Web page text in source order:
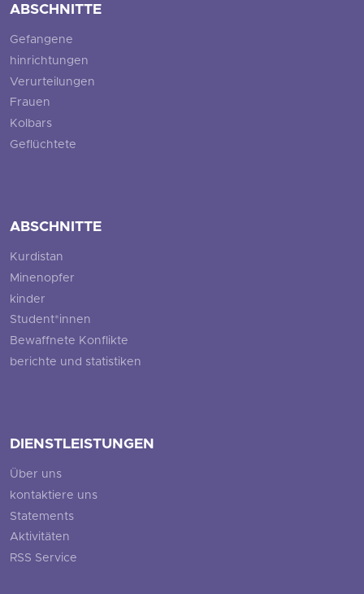
ABSCHNITTE
Gefangene
hinrichtungen
Verurteilungen
Frauen
Kolbars
Geflüchtete
ABSCHNITTE
Kurdistan
Minenopfer
kinder
Student*innen
Bewaffnete Konflikte
berichte und statistiken
DIENSTLEISTUNGEN
Über uns
kontaktiere uns
Statements
Aktivitäten
RSS Service